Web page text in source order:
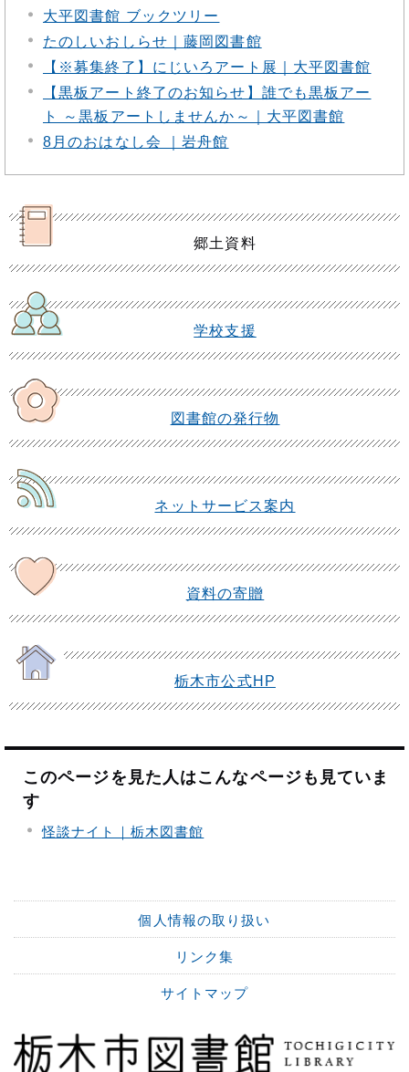
大平図書館 ブックツリー
たのしいおしらせ｜藤岡図書館
【※募集終了】にじいろアート展｜大平図書館
【黒板アート終了のお知らせ】誰でも黒板アー
ト ～黒板アートしませんか～｜大平図書館
8月のおはなし会 ｜岩舟館
郷土資料
学校支援
図書館の発行物
ネットサービス案内
資料の寄贈
栃木市公式HP
このページを見た人はこんなページも見ていま
す
怪談ナイト｜栃木図書館
個人情報の取り扱い
リンク集
サイトマップ